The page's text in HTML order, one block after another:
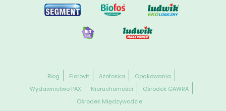
Blog Florovit Azofoska
Opakowania
Wydawnictwo PAX
Nieruchomości
Ośrodek GAWRA
Ośrodek Międzywodzie